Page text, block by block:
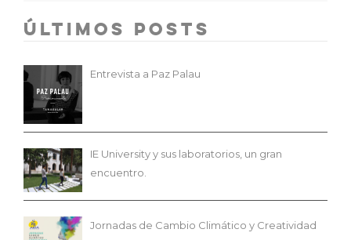
Últimos Posts
Entrevista a Paz Palau
IE University y sus laboratorios, un gran
encuentro.
Jornadas de Cambio Climático y Creatividad